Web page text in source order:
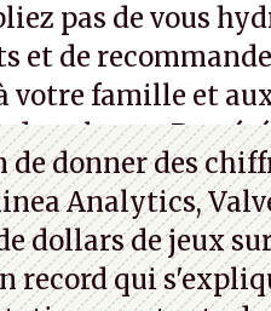
pas de vous
et de
votre famille et
la rue. Bon
de donner des
Analytics,
dollars de jeux
record qui